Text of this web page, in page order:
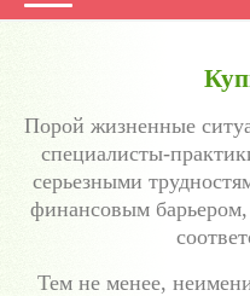
Порой жизненные
специалисты-
серьезными
финансовым барьером,
Тем не менее,